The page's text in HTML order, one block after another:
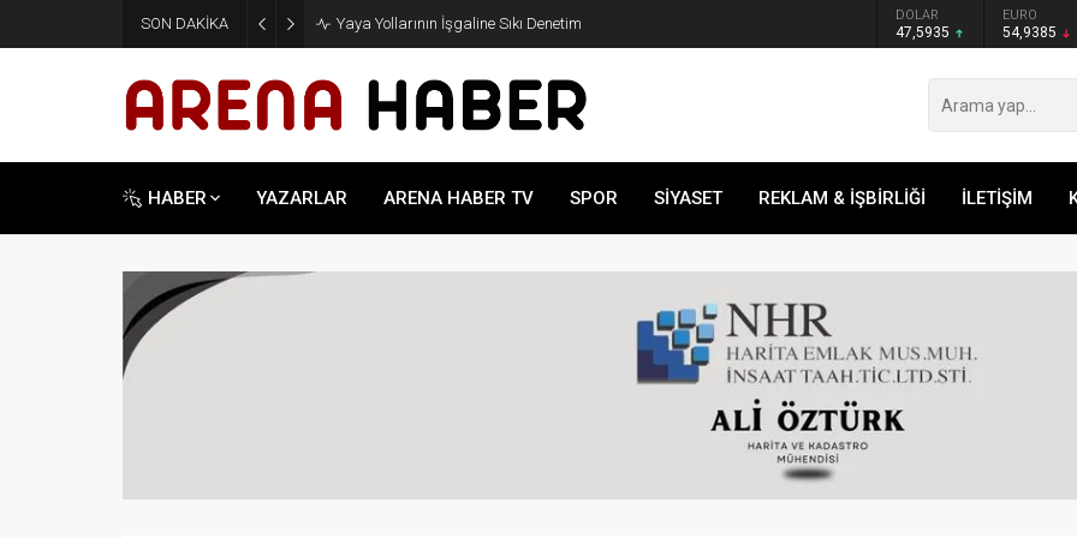
SON DAKİKA Yaya Yollarının İşgaline Sıkı Denetim DOLAR
47,5935
EURO
54,9385
HABER YAZARLAR ARENA HABER TV SPOR SİYASET REKLAM & İŞBİRLİĞİ İLETİŞİM